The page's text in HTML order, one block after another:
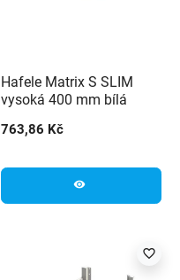
Hafele Matrix S SLIM
vysoká 400 mm bílá
763,86 Kč
visibility
favorite_border